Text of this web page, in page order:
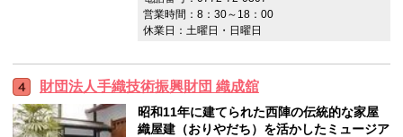
営業時間：8：30～18：00
休業日：土曜日・日曜日
財団法人手織技術振興財団 織成舘
昭和11年に建てられた西陣の伝統的な家屋
織屋建（おりやだち）を活かしたミュージア